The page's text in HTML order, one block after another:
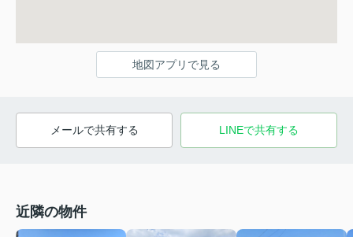
地図アプリで見る
メールで共有する LINEで共有する
近隣の物件